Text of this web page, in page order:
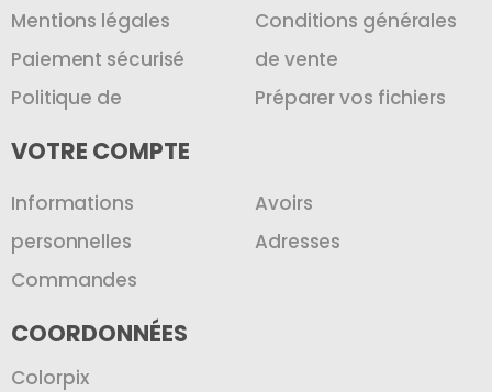
Mentions légales
Paiement sécurisé
Politique de
Conditions générales
de vente
Préparer vos fichiers
VOTRE COMPTE
Informations
personnelles
Commandes
Avoirs
Adresses
COORDONNÉES
Colorpix